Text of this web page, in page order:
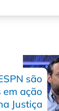
são
em ação
Justiça